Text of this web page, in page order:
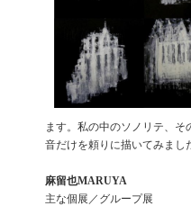
ます。私の中のソノリテ、
音だけを頼りに描いてみまし
麻留也MARUYA
主な個展／グループ展